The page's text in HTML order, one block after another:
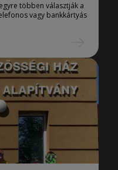
többen választják a
vagy bankkártyás